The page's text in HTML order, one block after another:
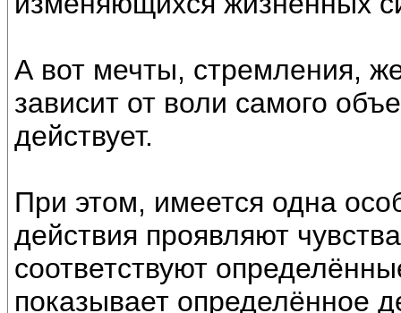
А вот мечты, стремления,
зависит от воли самого
действует.
При этом, имеется одна
действия проявляют
соответствуют
показывает определённое